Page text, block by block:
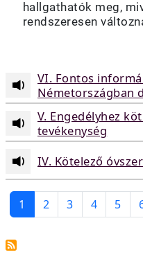
hallgathatók meg,
rendszeresen
VI. Fontos
Németországban
V. Engedélyhez
tevékenység
IV. Kötelező
Page
1 Page
2 Page
3 Page
4 Page
5